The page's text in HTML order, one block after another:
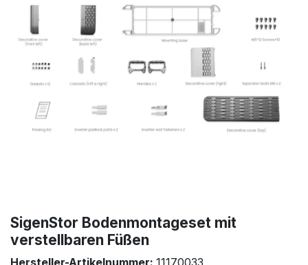
SigenStor Bodenmontageset mit
verstellbaren Füßen